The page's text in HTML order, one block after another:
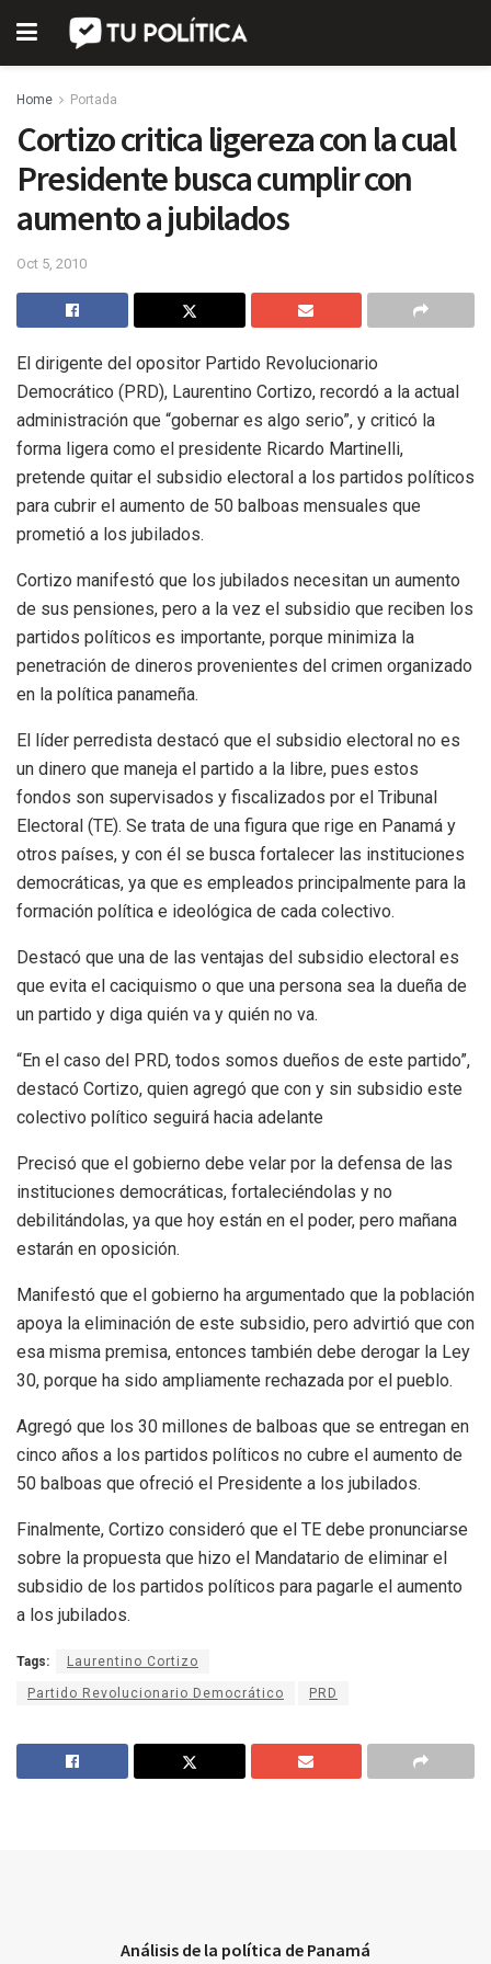
Home Portada
Cortizo critica ligereza con la cual
Presidente busca cumplir con
aumento a jubilados
Oct 5, 2010
El dirigente del opositor Partido Revolucionario
Democrático (PRD), Laurentino Cortizo, recordó a la actual
administración que “gobernar es algo serio”, y criticó la
forma ligera como el presidente Ricardo Martinelli,
pretende quitar el subsidio electoral a los partidos políticos
para cubrir el aumento de 50 balboas mensuales que
prometió a los jubilados.
Cortizo manifestó que los jubilados necesitan un aumento
de sus pensiones, pero a la vez el subsidio que reciben los
partidos políticos es importante, porque minimiza la
penetración de dineros provenientes del crimen organizado
en la política panameña.
El líder perredista destacó que el subsidio electoral no es
un dinero que maneja el partido a la libre, pues estos
fondos son supervisados y fiscalizados por el Tribunal
Electoral (TE). Se trata de una figura que rige en Panamá y
otros países, y con él se busca fortalecer las instituciones
democráticas, ya que es empleados principalmente para la
formación política e ideológica de cada colectivo.
Destacó que una de las ventajas del subsidio electoral es
que evita el caciquismo o que una persona sea la dueña de
un partido y diga quién va y quién no va.
“En el caso del PRD, todos somos dueños de este partido”,
destacó Cortizo, quien agregó que con y sin subsidio este
colectivo político seguirá hacia adelante
Precisó que el gobierno debe velar por la defensa de las
instituciones democráticas, fortaleciéndolas y no
debilitándolas, ya que hoy están en el poder, pero mañana
estarán en oposición.
Manifestó que el gobierno ha argumentado que la población
apoya la eliminación de este subsidio, pero advirtió que con
esa misma premisa, entonces también debe derogar la Ley
30, porque ha sido ampliamente rechazada por el pueblo.
Agregó que los 30 millones de balboas que se entregan en
cinco años a los partidos políticos no cubre el aumento de
50 balboas que ofreció el Presidente a los jubilados.
Finalmente, Cortizo consideró que el TE debe pronunciarse
sobre la propuesta que hizo el Mandatario de eliminar el
subsidio de los partidos políticos para pagarle el aumento
a los jubilados.
Tags: Laurentino Cortizo
Partido Revolucionario Democrático PRD
Análisis de la política de Panamá